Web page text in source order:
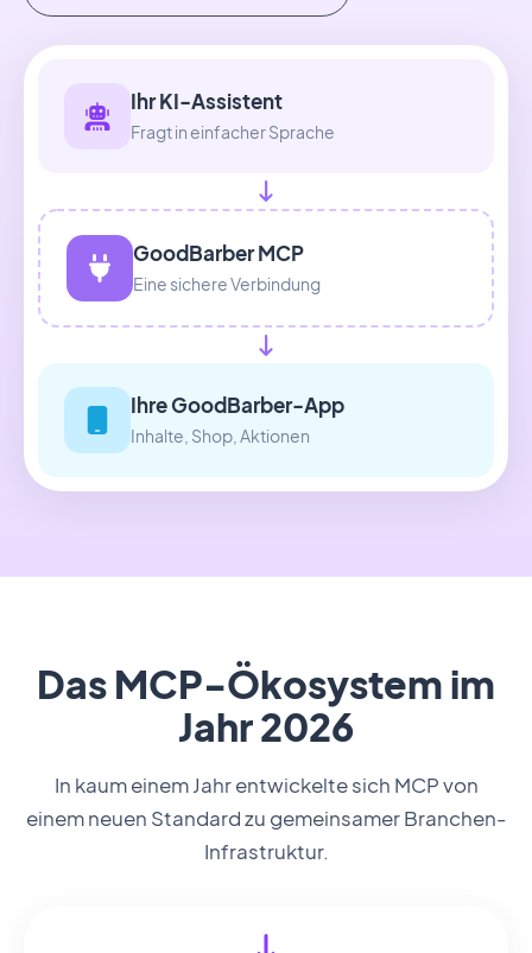
Ihr KI-Assistent
Fragt in einfacher Sprache
GoodBarber MCP
Eine sichere Verbindung
Ihre GoodBarber-App
Inhalte, Shop, Aktionen
Das MCP-Ökosystem im
Jahr 2026
In kaum einem Jahr entwickelte sich MCP von
einem neuen Standard zu gemeinsamer Branchen-
Infrastruktur.